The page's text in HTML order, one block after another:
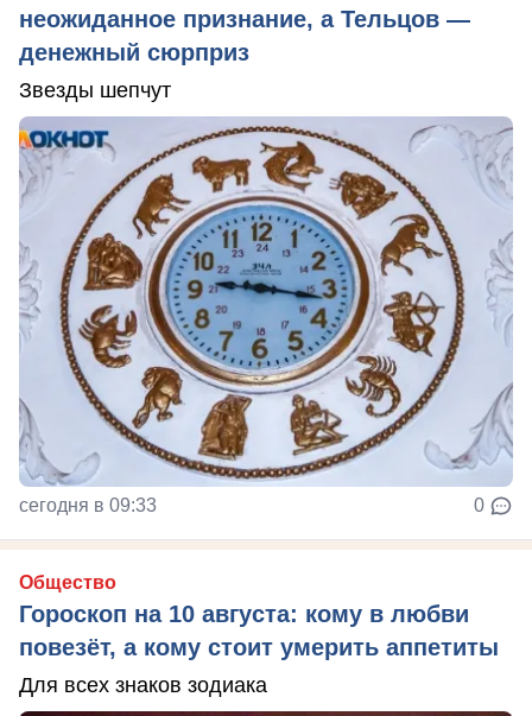
неожиданное признание, а Тельцов —
денежный сюрприз
Звезды шепчут
сегодня в 09:33 0
Общество
Гороскоп на 10 августа: кому в любви
повезёт, а кому стоит умерить аппетиты
Для всех знаков зодиака